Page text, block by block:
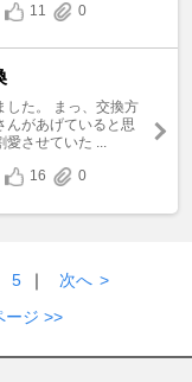
11 0
した。 まっ、交換方
んがあげていると思
愛させていた ...
16 0
5 ｜ 次へ >
ージ >>